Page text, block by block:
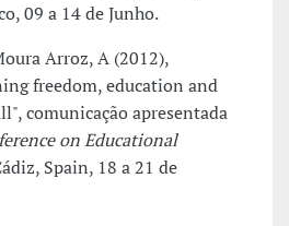
09 a 14 de Junho.
Arroz, A (2012),
freedom, education and
comunicação apresentada
on Educational
Spain, 18 a 21 de